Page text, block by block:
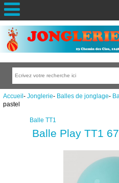
Accueil- Jonglerie- Balles de jonglage-
pastel
Balle TT1
Balle Play TT1